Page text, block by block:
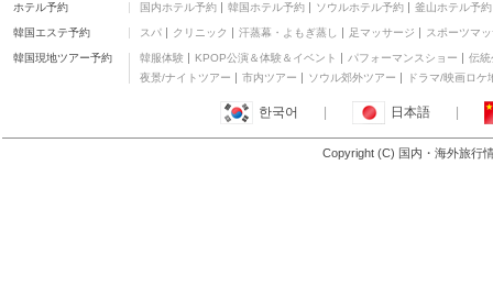
ホテル予約 国内ホテル予約 韓国ホテル予約 ソウルホテル予約 釜山ホテル予約
韓国エステ予約 スパ クリニック 汗蒸幕・よもぎ蒸し 足マッサージ スポーツマ
韓国現地ツアー予約 韓服体験 KPOP公演＆体験＆イベント パフォーマンスショー
伝統
夜景/ナイトツアー
市内ツアー ソウル郊外ツアー ドラマ/映画ロケ
한국어 日本語
Copyright (C) 国内・海外旅行